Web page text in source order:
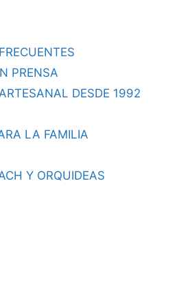
PRENSA
DESDE 1992
LA FAMILIA
Y ORQUIDEAS